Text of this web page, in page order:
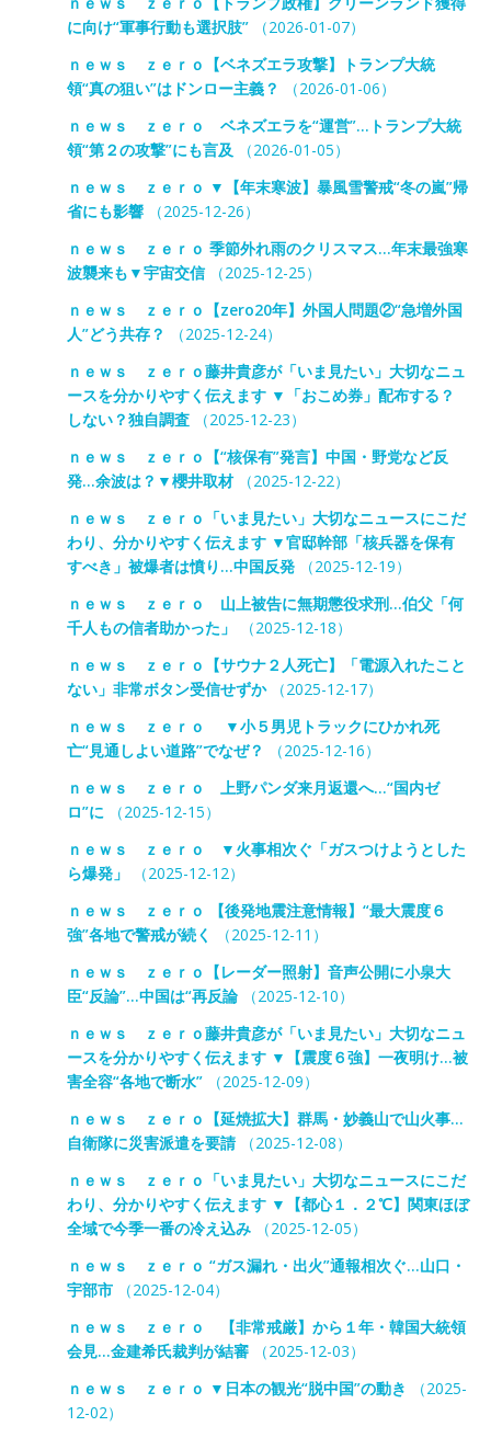
に向け“軍事行動も選択肢”（2026-01-07）
ｎｅｗｓ ｚｅｒｏ【ベネズエラ攻撃】トランプ大統
領“真の狙い”はドンロー主義？
（2026-01-06）
ｎｅｗｓ ｚｅｒｏ ベネズエラを“運営”…トランプ大統
領“第２の攻撃”にも言及 （2026-01-05）
ｎｅｗｓ ｚｅｒｏ ▼【年末寒波】暴風雪警戒“冬の嵐”帰
省にも影響（2025-12-26）
ｎｅｗｓ ｚｅｒｏ 季節外れ雨のクリスマス…年末最強寒
波襲来も▼宇宙交信（2025-12-25）
ｎｅｗｓ ｚｅｒｏ【zero20年】外国人問題②“急増外国
人”どう共存？
（2025-12-24）
ｎｅｗｓ ｚｅｒｏ藤井貴彦が「いま見たい」大切なニュ
ースを分かりやすく伝えます ▼「おこめ券」配布する？
しない？独自調査（2025-12-23）
ｎｅｗｓ ｚｅｒｏ【“核保有”発言】中国・野党など反
発…余波は？▼櫻井取材（2025-12-22）
ｎｅｗｓ ｚｅｒｏ「いま見たい」大切なニュースにこだ
わり、分かりやすく伝えます ▼官邸幹部「核兵器を保有
すべき」被爆者は憤り…中国反発（2025-12-19）
ｎｅｗｓ ｚｅｒｏ 山上被告に無期懲役求刑…伯父「何
千人もの信者助かった」
（2025-12-18）
ｎｅｗｓ ｚｅｒｏ【サウナ２人死亡】「電源入れたこと
ない」非常ボタン受信せずか（2025-12-17）
ｎｅｗｓ ｚｅｒｏ ▼小５男児トラックにひかれ死
亡“見通しよい道路”でなぜ？
（2025-12-16）
ｎｅｗｓ ｚｅｒｏ 上野パンダ来月返還へ…“国内ゼ
ロ”に（2025-12-15）
ｎｅｗｓ ｚｅｒｏ ▼火事相次ぐ「ガスつけようとした
ら爆発」
（2025-12-12）
ｎｅｗｓ ｚｅｒｏ 【後発地震注意情報】“最大震度６
強”各地で警戒が続く
（2025-12-11）
ｎｅｗｓ ｚｅｒｏ【レーダー照射】音声公開に小泉大
臣“反論”…中国は“再反論（2025-12-10）
ｎｅｗｓ ｚｅｒｏ藤井貴彦が「いま見たい」大切なニュ
ースを分かりやすく伝えます ▼【震度６強】一夜明け…被
害全容“各地で断水”（2025-12-09）
ｎｅｗｓ ｚｅｒｏ【延焼拡大】群馬・妙義山で山火事…
自衛隊に災害派遣を要請（2025-12-08）
ｎｅｗｓ ｚｅｒｏ「いま見たい」大切なニュースにこだ
わり、分かりやすく伝えます ▼【都心１．２℃】関東ほぼ
全域で今季一番の冷え込み（2025-12-05）
ｎｅｗｓ ｚｅｒｏ “ガス漏れ・出火”通報相次ぐ…山口・
宇部市（2025-12-04）
ｎｅｗｓ ｚｅｒｏ 【非常戒厳】から１年・韓国大統領
会見…金建希氏裁判が結審（2025-12-03）
ｎｅｗｓ ｚｅｒｏ ▼日本の観光“脱中国”の動き
（2025-
12-02）